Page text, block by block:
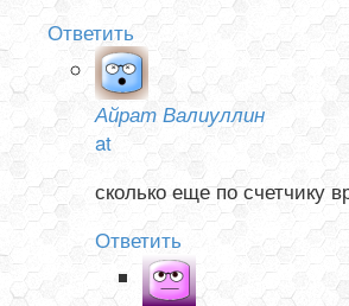
Ответить
Айрат Валиуллин
at
сколько еще по счетчику
Ответить